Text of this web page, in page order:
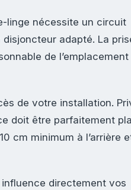
linge nécessite un circuit
adapté. La
de
de votre installation.
doit être parfaitement
cm minimum à l’arrière
directement vos